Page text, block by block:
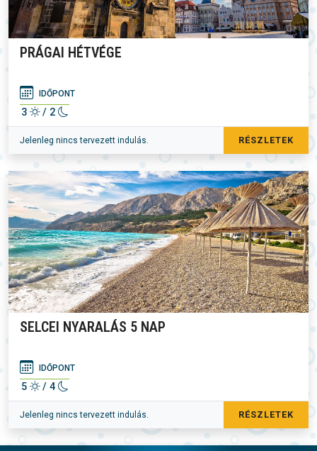
PRÁGAI HÉTVÉGE
IDŐPONT
3 / 2
Jelenleg nincs tervezett indulás. RÉSZLETEK
SELCEI NYARALÁS 5 NAP
IDŐPONT
5 / 4
Jelenleg nincs tervezett indulás. RÉSZLETEK